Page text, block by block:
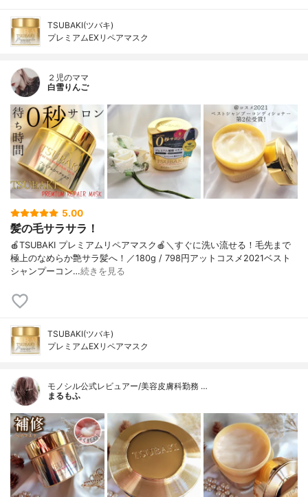
TSUBAKI(ツバキ)
プレミアムEXリペアマスク
２児のママ
白雪りんご
5.00
髪の毛サラサラ！
🍎TSUBAKI プレミアムリペアマスク🍎＼すぐに洗い流せる！毛先まで
極上のなめらか艶サラ髪へ！／180g / 798円アットコスメ2021ベスト
シャンプーコン…続きを見る
TSUBAKI(ツバキ)
プレミアムEXリペアマスク
モノシル公式レビュアー/美容皮膚科勤務 …
まるもふ